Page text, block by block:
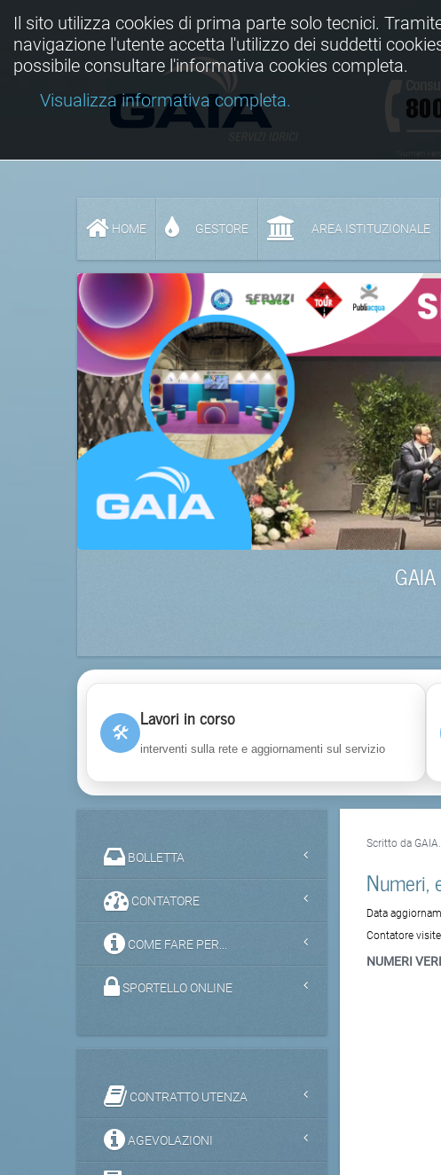
HOME GESTORE AREA ISTITUZIONALE
🛠
Lavori in corso
interventi sulla rete e aggiornamenti sul servizio
Scritto da
Numeri,
Data
Contatore
NUMERI
BOLLETTA
CONTATORE
COME FARE PER...
SPORTELLO ONLINE
CONTRATTO UTENZA
AGEVOLAZIONI
Il sito utilizza cookies di prima parte solo tecnici.
navigazione l'utente accetta l'utilizzo dei suddetti
possibile consultare l'informativa cookies completa.
Visualizza informativa completa.